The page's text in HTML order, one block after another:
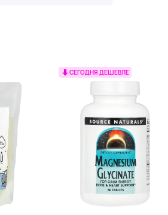
СЕГОДНЯ ДЕШЕВЛЕ